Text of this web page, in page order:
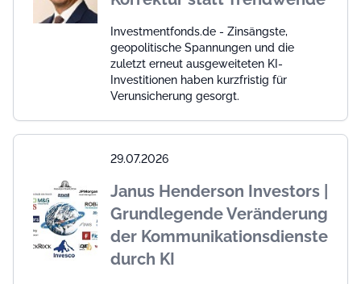
Investmentfonds.de - Zinsängste,
geopolitische Spannungen und die
zuletzt erneut ausgeweiteten KI-
Investitionen haben kurzfristig für
Verunsicherung gesorgt.
29.07.2026
Janus Henderson Investors |
Grundlegende Veränderung
der Kommunikationsdienste
durch KI